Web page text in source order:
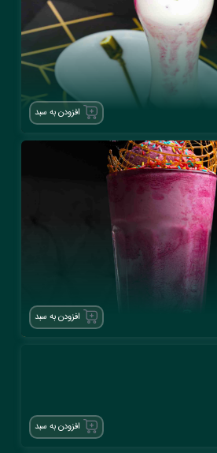
افزودن به سبد
افزودن به سبد
افزودن به سبد